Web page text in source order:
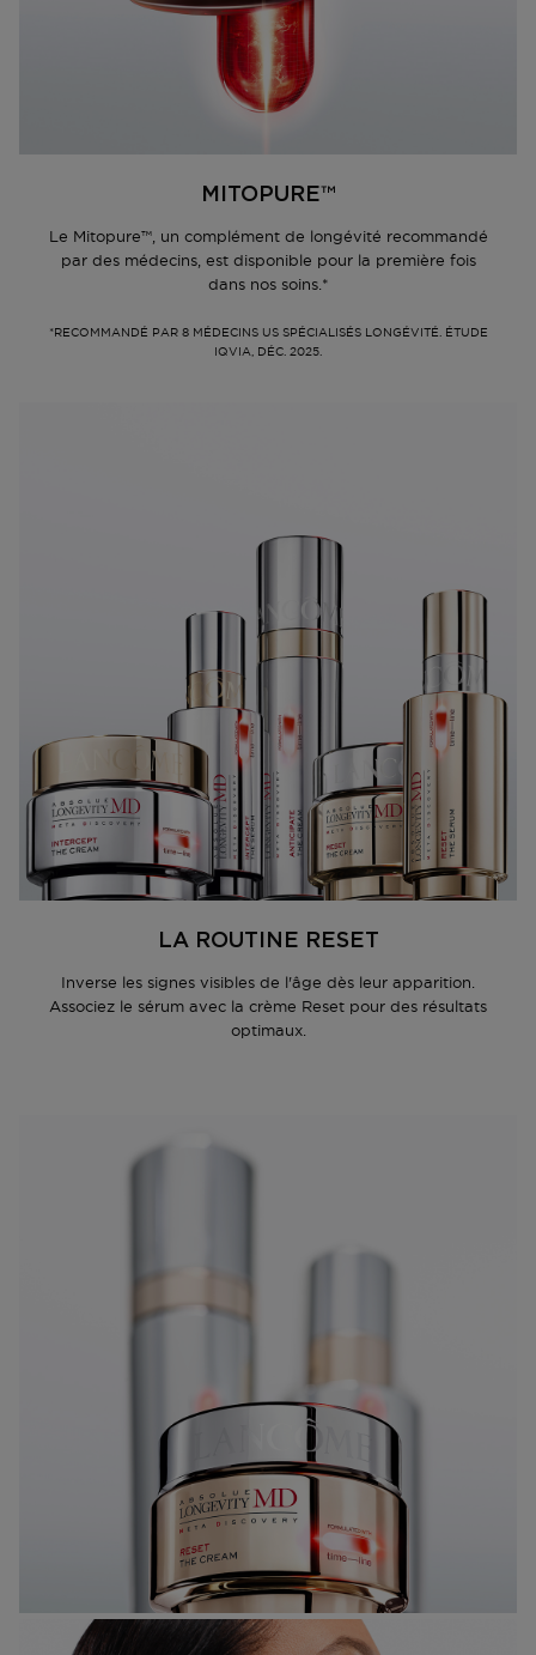
MITOPURE™
Le Mitopure™, un complément de longévité recommandé
par des médecins, est disponible pour la première fois
dans nos soins.*
*RECOMMANDÉ PAR 8 MÉDECINS US SPÉCIALISÉS LONGÉVITÉ. ÉTUDE
IQVIA, DÉC. 2025.
LA ROUTINE RESET
Inverse les signes visibles de l'âge dès leur apparition.
Associez le sérum avec la crème Reset pour des résultats
optimaux.